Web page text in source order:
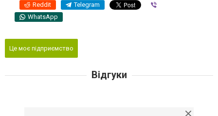
Reddit Telegram
WhatsApp
Це моє підприємство
Відгуки